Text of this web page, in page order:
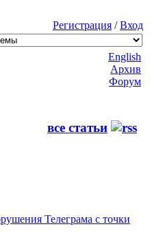
Регистрация /Вход
English
Архив
Форум
все статьи
Телеграма с точки